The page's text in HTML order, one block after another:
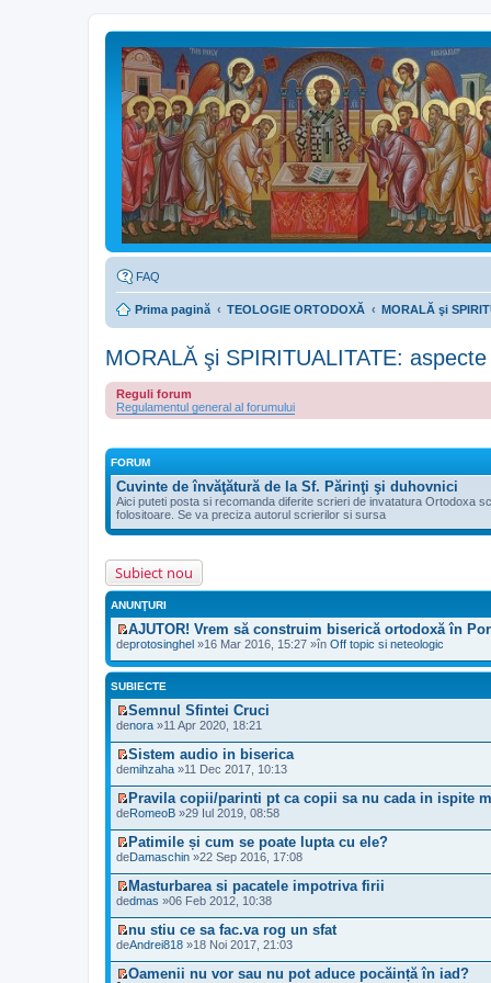
FAQ
Prima pagină TEOLOGIE ORTODOXĂ MORALĂ şi
MORALĂ şi SPIRITUALITATE:
Reguli forum
Regulamentul general al forumului
FORUM
Cuvinte de învăţătură de la Sf. Părinţi şi duhovnici
Aici puteti posta si recomanda diferite scrieri de invatatura Ortodoxa
folositoare. Se va preciza autorul scrierilor si sursa
Subiect nou
ANUNŢURI
V
e
z
i
u
l
t
i
m
u
l
m
e
s
j
n
e
c
i
t
i
t
AJUTOR! Vrem să construim biserică ortodoxă în
deprotosinghel »16 Mar 2016, 15:27 »în Off topic si neteologic
SUBIECTE
V
z
i
u
l
t
i
m
u
l
e
s
a
j
n
e
c
i
Semnul Sfintei Cruci
denora »11 Apr 2020, 18:21
V
z
i
u
l
t
i
m
u
l
s
a
j
n
Sistem audio in biserica
demihzaha »11 Dec 2017, 10:13
V
z
i
u
l
t
i
m
u
l
e
Pravila copii/parinti pt ca copii sa nu cada in ispite
deRomeoB »29 Iul 2019, 08:58
V
z
i
u
l
t
i
m
u
Patimile și cum se poate lupta cu ele?
deDamaschin »22 Sep 2016, 17:08
V
i
u
l
t
Masturbarea si pacatele impotriva firii
dedmas »06 Feb 2012, 10:38
V
z
nu stiu ce sa fac.va rog un sfat
deAndrei818 »18 Noi 2017, 21:03
Oamenii nu vor sau nu pot aduce pocăință în iad?